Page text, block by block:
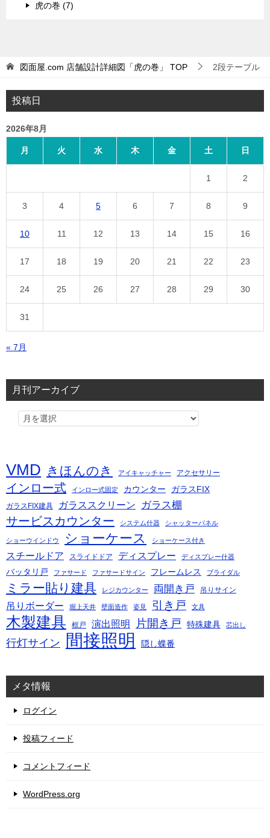
虎の巻 (7)
図面屋.com 店舗設計詳細図「虎の巻」 TOP 2段テーブル
投稿日
2026年8月
月 火 水 木 金 土 日
1 2
3 4 5 6 7 8 9
10 11 12 13 14 15 16
17 18 19 20 21 22 23
24 25 26 27 28 29 30
31
« 7月
月刊アーカイブ
VMD きほんのき アイキャッチャー アクセサリー
インロー式 インロー式固定 カウンター ガラスFIX
ガラスFIX建具 ガラススクリーン ガラス棚
サービスカウンター システム什器 シャッターパネル
ショーウインドウ ショーケース ショーケース付き
スチールドア スライドドア ディスプレー ディスプレー什器
バッタリ戸 ファサード ファサードサイン フレームレス ブライダル
ミラー貼り建具 レジカウンター 両開き戸 吊りサイン
吊りボーダー 堀上天井 壁面造作 姿見 引き戸 文具
木製建具 框戸 演出照明 片開き戸 特殊建具 芯出し
行灯サイン 間接照明 隠し蝶番
メタ情報
ログイン
投稿フィード
コメントフィード
WordPress.org